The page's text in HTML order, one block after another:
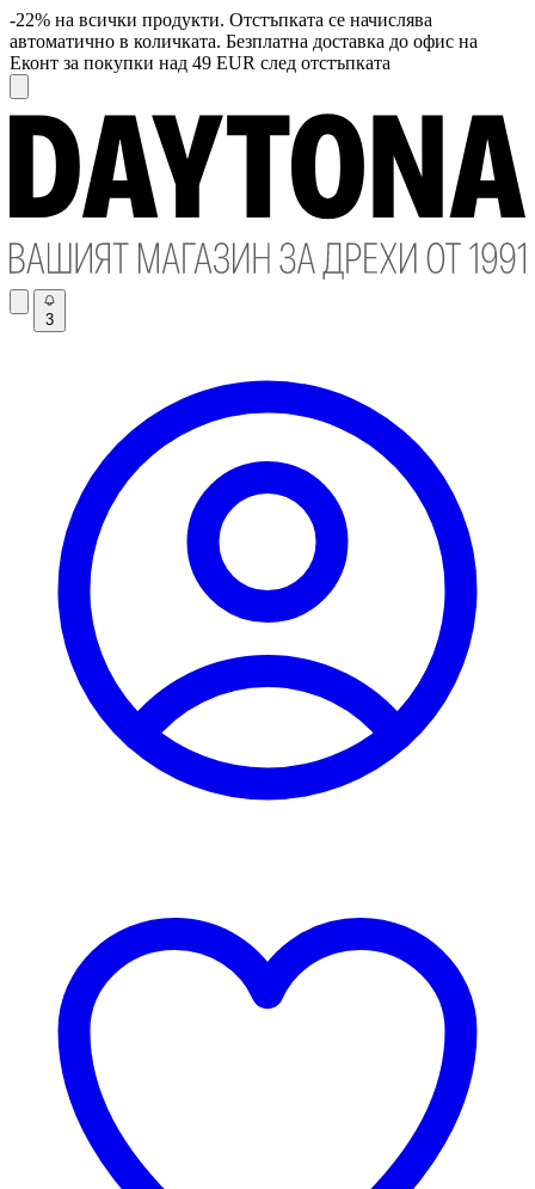
-22% на всички продукти. Отстъпката се начислява
автоматично в количката. Безплатна доставка до офис на
Еконт за покупки над 49 EUR след отстъпката
3